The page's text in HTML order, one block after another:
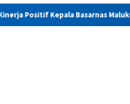
Basarnas Maluku M. Arafah